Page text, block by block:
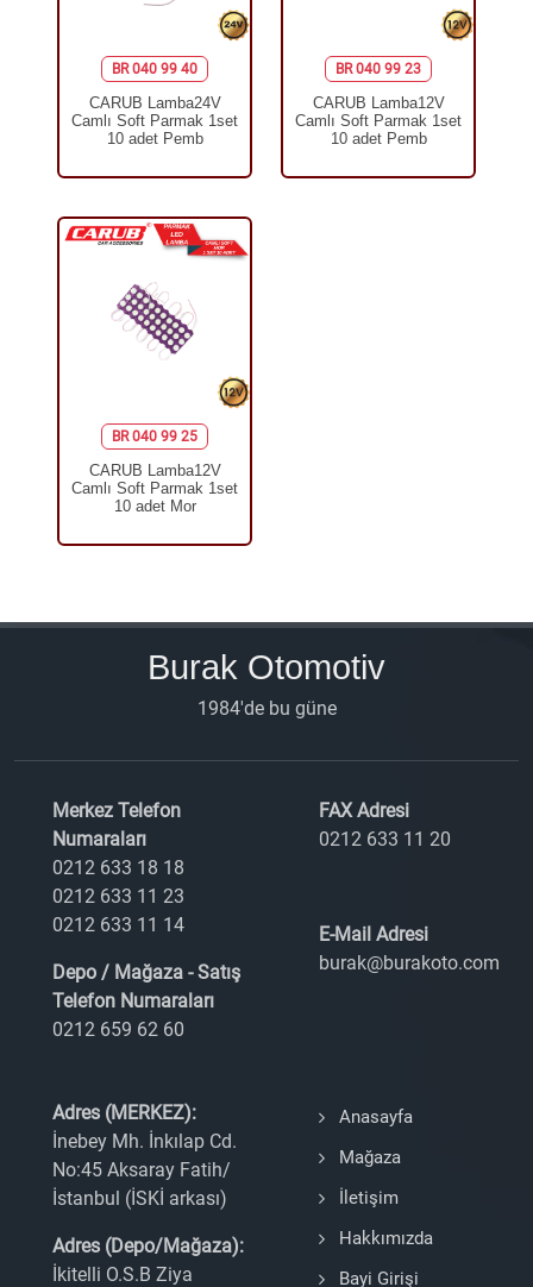
BR 040 99 40
CARUB Lamba24V
Camlı Soft Parmak 1set
10 adet Pemb
BR 040 99 23
CARUB Lamba12V
Camlı Soft Parmak 1set
10 adet Pemb
BR 040 99 25
CARUB Lamba12V
Camlı Soft Parmak 1set
10 adet Mor
Burak Otomotiv
1984'de bu güne
Merkez Telefon
Numaraları
0212 633 18 18
0212 633 11 23
0212 633 11 14
Depo / Mağaza - Satış
Telefon Numaraları
0212 659 62 60
FAX Adresi
0212 633 11 20
E-Mail Adresi
burak@burakoto.com
Adres (MERKEZ):
İnebey Mh. İnkılap Cd.
No:45 Aksaray Fatih/
İstanbul (İSKİ arkası)
Adres (Depo/Mağaza):
İkitelli O.S.B Ziya
Anasayfa
Mağaza
İletişim
Hakkımızda
Bayi Girişi